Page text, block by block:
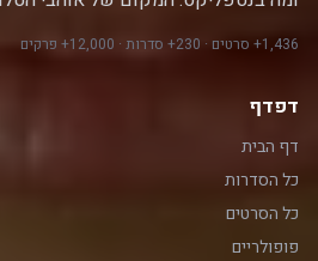
1,436+ סרטים · 230+ סדרות · 12,000+ פרקים
דפדף
דף הבית
כל הסדרות
כל הסרטים
פופולריים